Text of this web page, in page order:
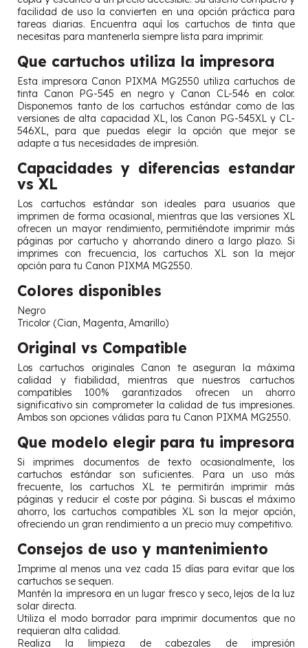
facilidad de uso la convierten en una opción práctica para
tareas diarias. Encuentra aquí los cartuchos de tinta que
necesitas para mantenerla siempre lista para imprimir.
Que cartuchos utiliza la impresora
Esta impresora Canon PIXMA MG2550 utiliza cartuchos de
tinta Canon PG-545 en negro y Canon CL-546 en color.
Disponemos tanto de los cartuchos estándar como de las
versiones de alta capacidad XL, los Canon PG-545XL y CL-
546XL, para que puedas elegir la opción que mejor se
adapte a tus necesidades de impresión.
Capacidades y diferencias estandar
vs XL
Los cartuchos estándar son ideales para usuarios que
imprimen de forma ocasional, mientras que las versiones XL
ofrecen un mayor rendimiento, permitiéndote imprimir más
páginas por cartucho y ahorrando dinero a largo plazo. Si
imprimes con frecuencia, los cartuchos XL son la mejor
opción para tu Canon PIXMA MG2550.
Colores disponibles
Negro
Tricolor (Cian, Magenta, Amarillo)
Original vs Compatible
Los cartuchos originales Canon te aseguran la máxima
calidad y fiabilidad, mientras que nuestros cartuchos
compatibles 100% garantizados ofrecen un ahorro
significativo sin comprometer la calidad de tus impresiones.
Ambos son opciones válidas para tu Canon PIXMA MG2550.
Que modelo elegir para tu impresora
Si imprimes documentos de texto ocasionalmente, los
cartuchos estándar son suficientes. Para un uso más
frecuente, los cartuchos XL te permitirán imprimir más
páginas y reducir el coste por página. Si buscas el máximo
ahorro, los cartuchos compatibles XL son la mejor opción,
ofreciendo un gran rendimiento a un precio muy competitivo.
Consejos de uso y mantenimiento
Imprime al menos una vez cada 15 días para evitar que los
cartuchos se sequen.
Mantén la impresora en un lugar fresco y seco, lejos de la luz
solar directa.
Utiliza el modo borrador para imprimir documentos que no
requieran alta calidad.
Realiza la limpieza de cabezales de impresión